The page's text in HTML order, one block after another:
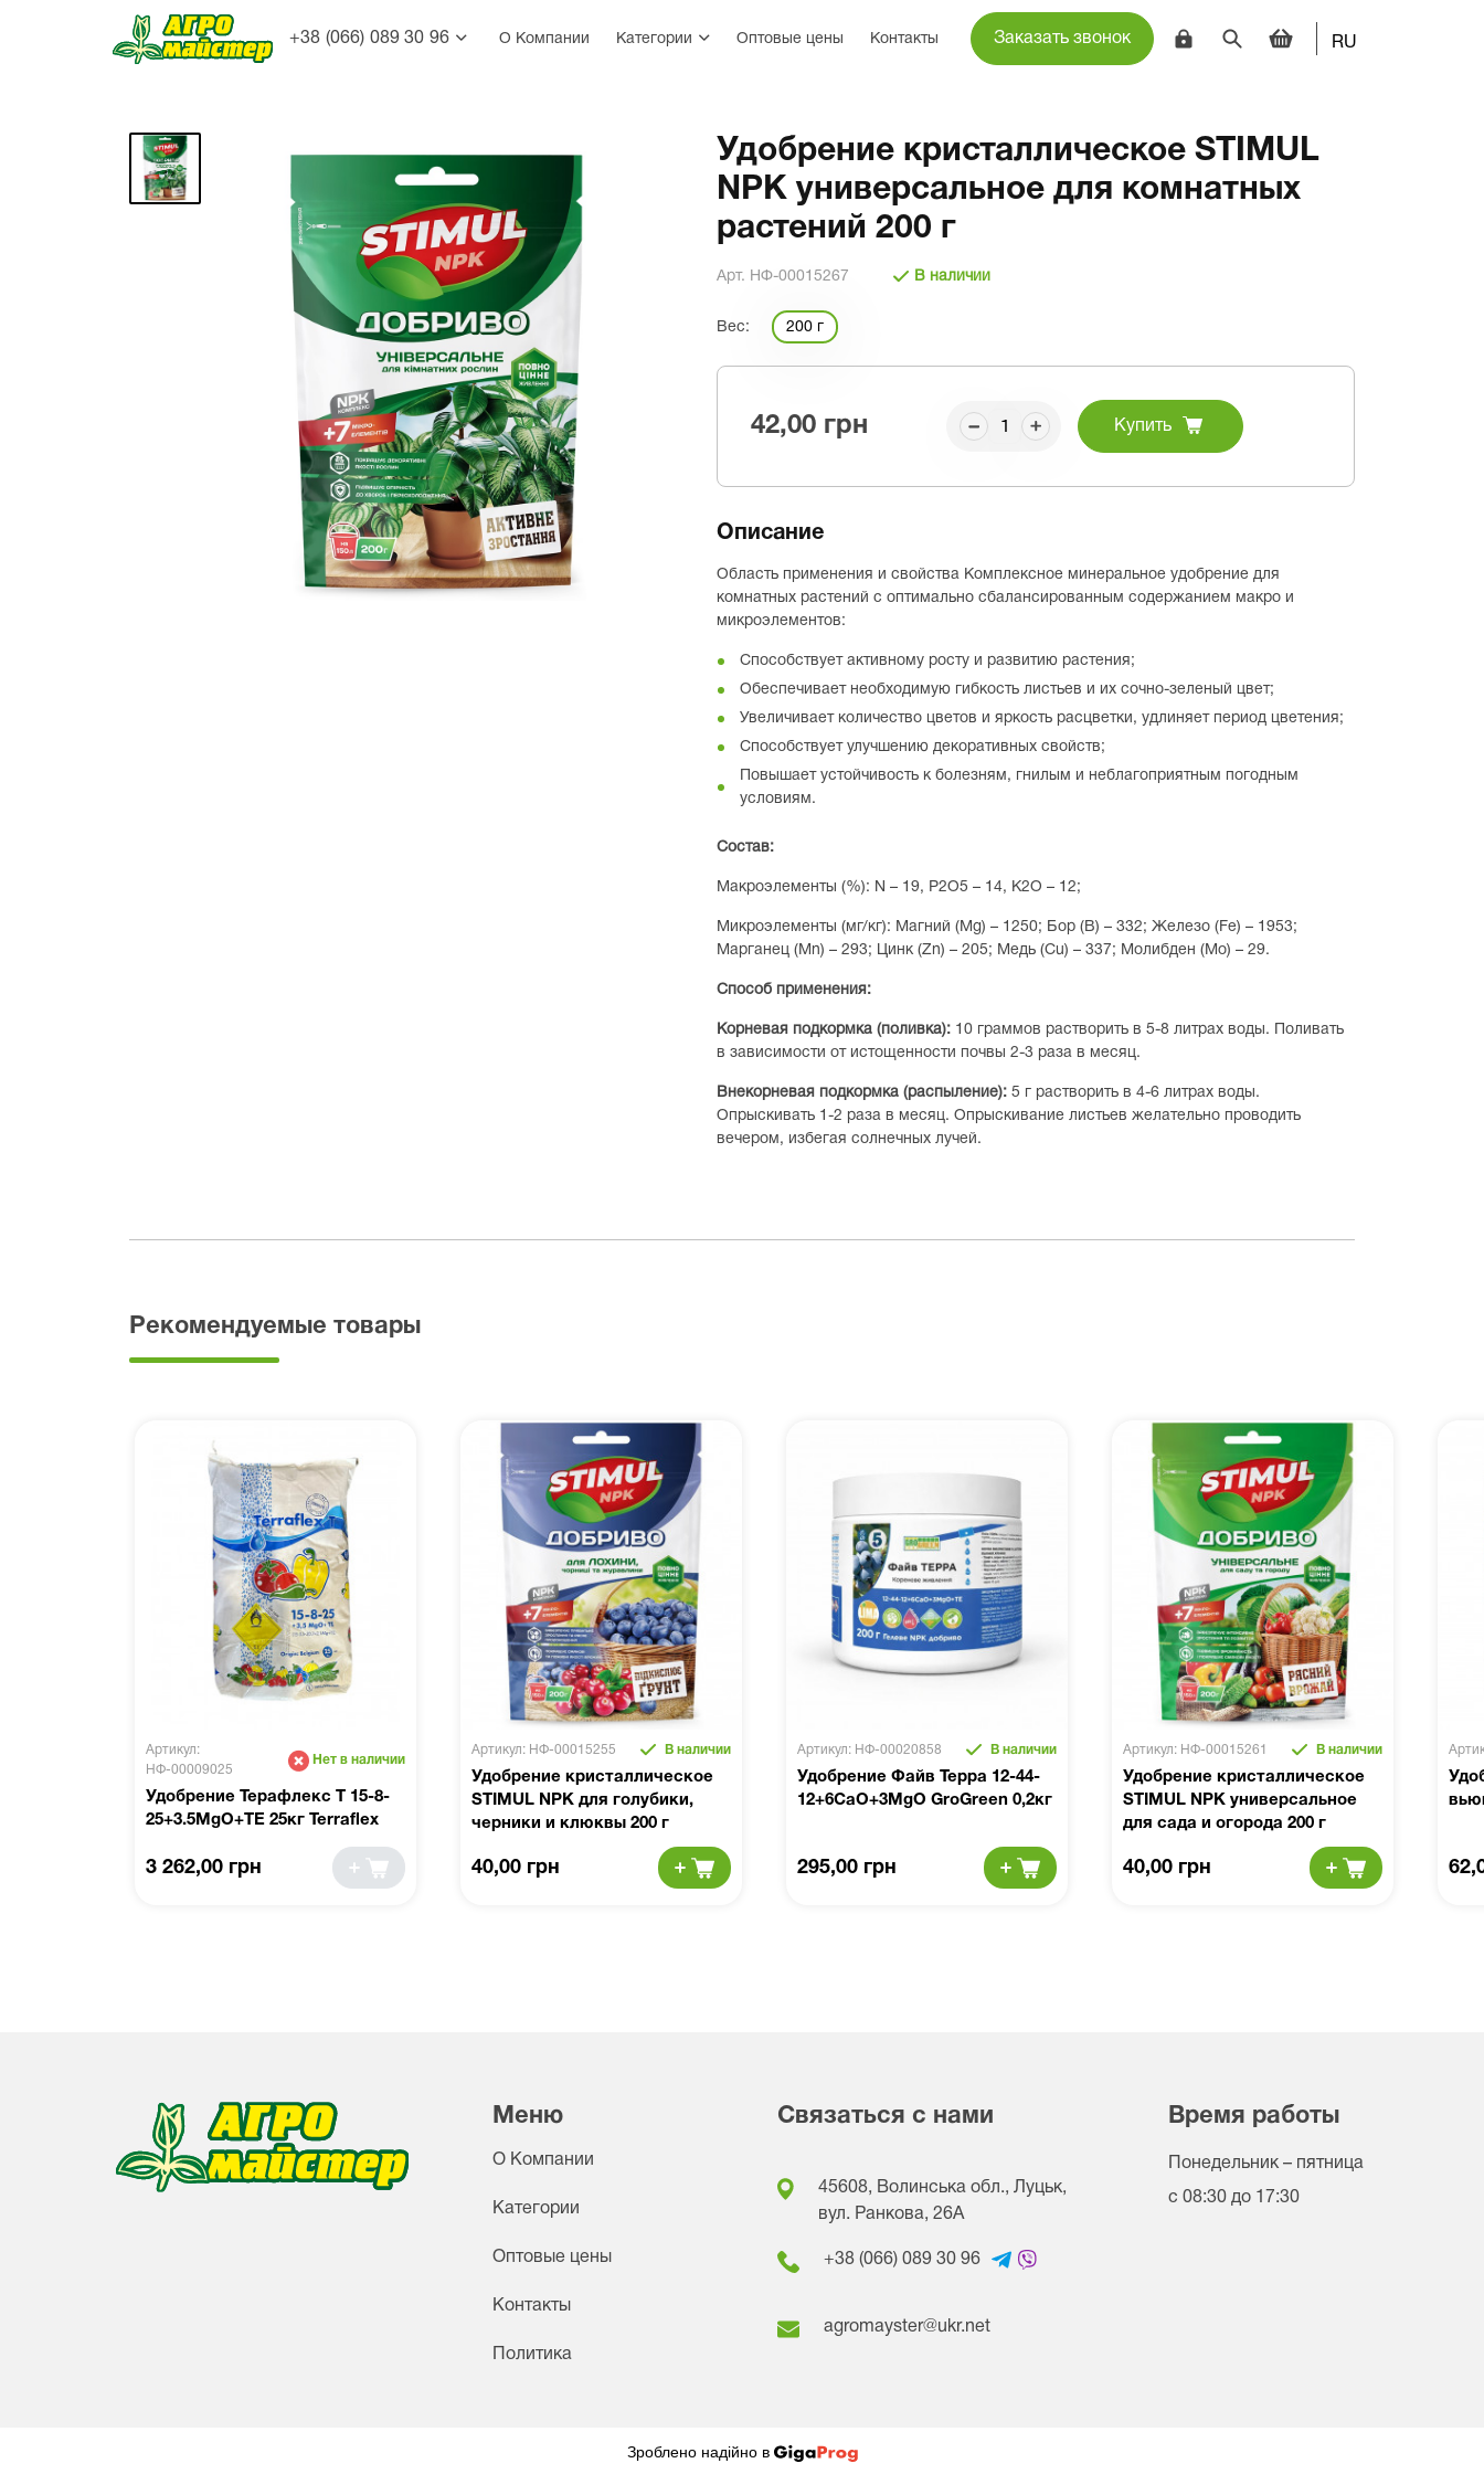
+38 (066) 089 30 96 О Компании Категории Оптовые цены Контакты Заказать звонок RU
Удобрение кристаллическое STIMUL
NPK универсальное для комнатных
растений 200 г
Арт. НФ-00015267 В наличии
Вес: 200 г
42,00 грн Купить
Описание
Область применения и свойства Комплексное минеральное удобрение для
комнатных растений с оптимально сбалансированным содержанием макро и
микроэлементов:
Способствует активному росту и развитию растения;
Обеспечивает необходимую гибкость листьев и их сочно-зеленый цвет;
Увеличивает количество цветов и яркость расцветки, удлиняет период цветения;
Способствует улучшению декоративных свойств;
Повышает устойчивость к болезням, гнилым и неблагоприятным погодным
условиям.
Состав:
Макроэлементы (%): N – 19, P2О5 – 14, K2О – 12;
Микроэлементы (мг/кг): Магний (Mg) – 1250; Бор (В) – 332; Железо (Fe) – 1953;
Марганец (Мn) – 293; Цинк (Zn) – 205; Медь (Cu) – 337; Молибден (Мо) – 29.
Способ применения:
Корневая подкормка (поливка): 10 граммов растворить в 5-8 литрах воды. Поливать
в зависимости от истощенности почвы 2-3 раза в месяц.
Внекорневая подкормка (распыление): 5 г растворить в 4-6 литрах воды.
Опрыскивать 1-2 раза в месяц. Опрыскивание листьев желательно проводить
вечером, избегая солнечных лучей.
Рекомендуемые товары
Артикул:
НФ-00009025
Нет в наличии
Удобрение Терафлекс T 15-8-
25+3.5MgO+TE 25кг Terraflex
3 262,00 грн
Артикул: НФ-00015255 В наличии
Удобрение кристаллическое
STIMUL NPK для голубики,
черники и клюквы 200 г
40,00 грн
Артикул: НФ-00020858 В наличии
Удобрение Файв Терра 12-44-
12+6CaO+3MgO GroGreen 0,2кг
295,00 грн
Артикул: НФ-00015261 В наличии
Удобрение кристаллическое
STIMUL NPK универсальное
для сада и огорода 200 г
40,00 грн
Меню
О Компании
Категории
Оптовые цены
Контакты
Политика
Связаться с нами
45608, Волинська обл., Луцьк,
вул. Ранкова, 26A
+38 (066) 089 30 96
agromayster@ukr.net
Время работы
Понедельник – пятница
с 08:30 до 17:30
Зроблено надійно в